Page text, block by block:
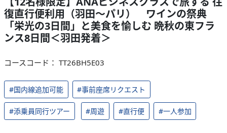
復直行便利用（羽田～パリ） ワインの祭典
「栄光の3日間」と美食を愉しむ 晩秋の東フラ
ンス8日間＜羽田発着＞
コースコード： TT26BH5E03
#国内線追加可能 #事前座席リクエスト
#添乗員同行ツアー #周遊 #直行便 #一人参加